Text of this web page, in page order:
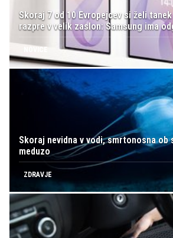
Skoraj 7 od 10 Evropejcev si želi
razpre v velik zaslon: Samsung ima
NOVICE
Skoraj nevidna v vodi, smrtonosna
meduzo
ZDRAVJE